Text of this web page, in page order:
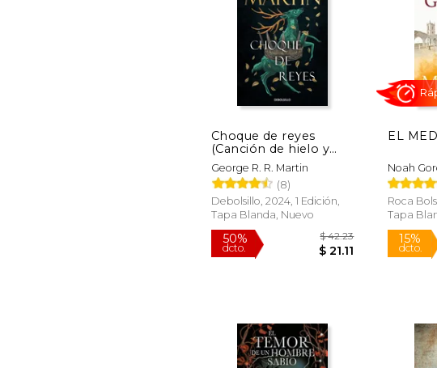
15%
dcto. $ 28.86
Choque de reyes
(Canción de hielo y
fuego 2)
George R. R. Martin
(8)
Debolsillo, 2024, 1 Edición,
Tapa Blanda, Nuevo
EL
Noah
Roca
Tapa